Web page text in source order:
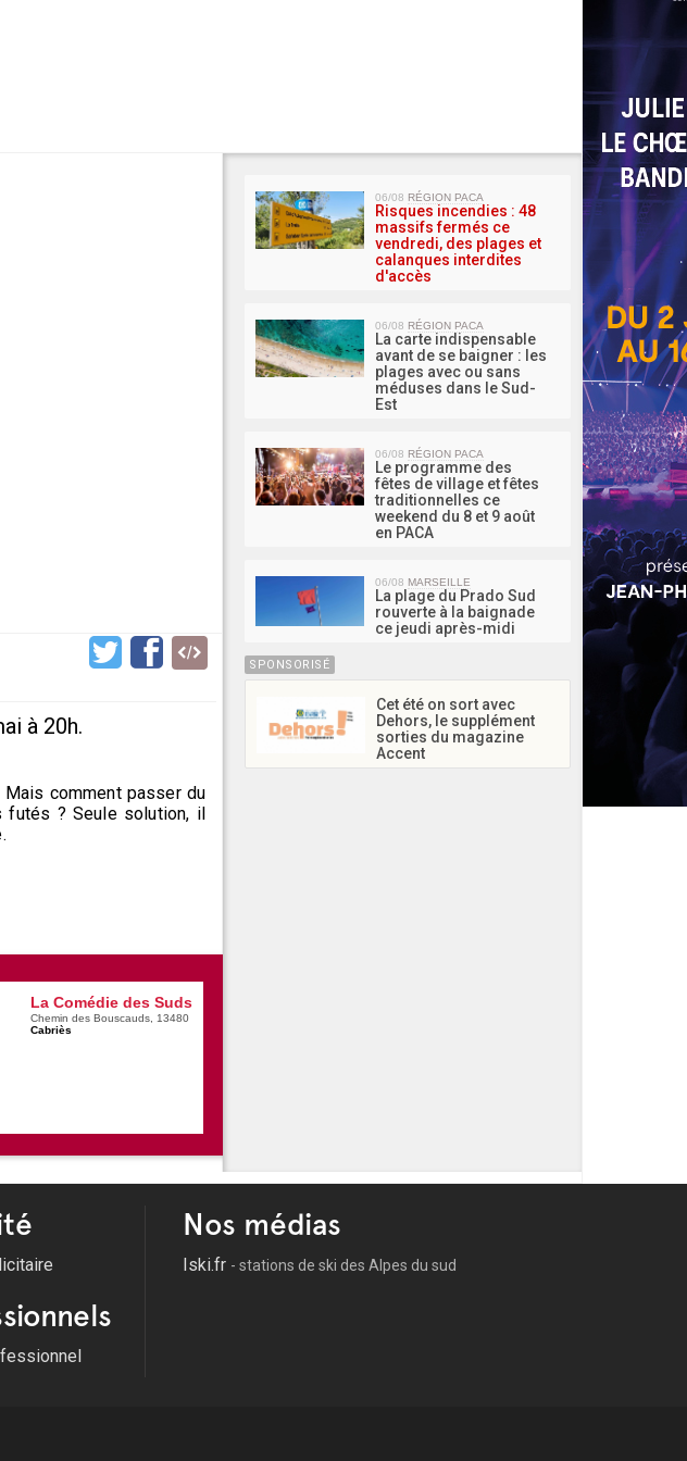
à 20h.
comment passer du
futés ? Seule solution, il
La Comédie des Suds
Chemin des Bouscauds, 13480
Cabriès
MA
06/08 RÉGION PACA
Risques incendies : 48
massifs fermés ce
vendredi, des plages et
calanques interdites
d'accès
06/08 RÉGION PACA
La carte indispensable
avant de se baigner : les
plages avec ou sans
méduses dans le Sud-
Est
06/08 RÉGION PACA
Le programme des
fêtes de village et fêtes
traditionnelles ce
weekend du 8 et 9 août
en PACA
06/08 MARSEILLE
La plage du Prado Sud
rouverte à la baignade
ce jeudi après-midi
SPONSORISÉ
Cet été on sort avec
Dehors, le supplément
sorties du magazine
Accent
Nos médias
Iski.fr - stations de ski des Alpes du sud